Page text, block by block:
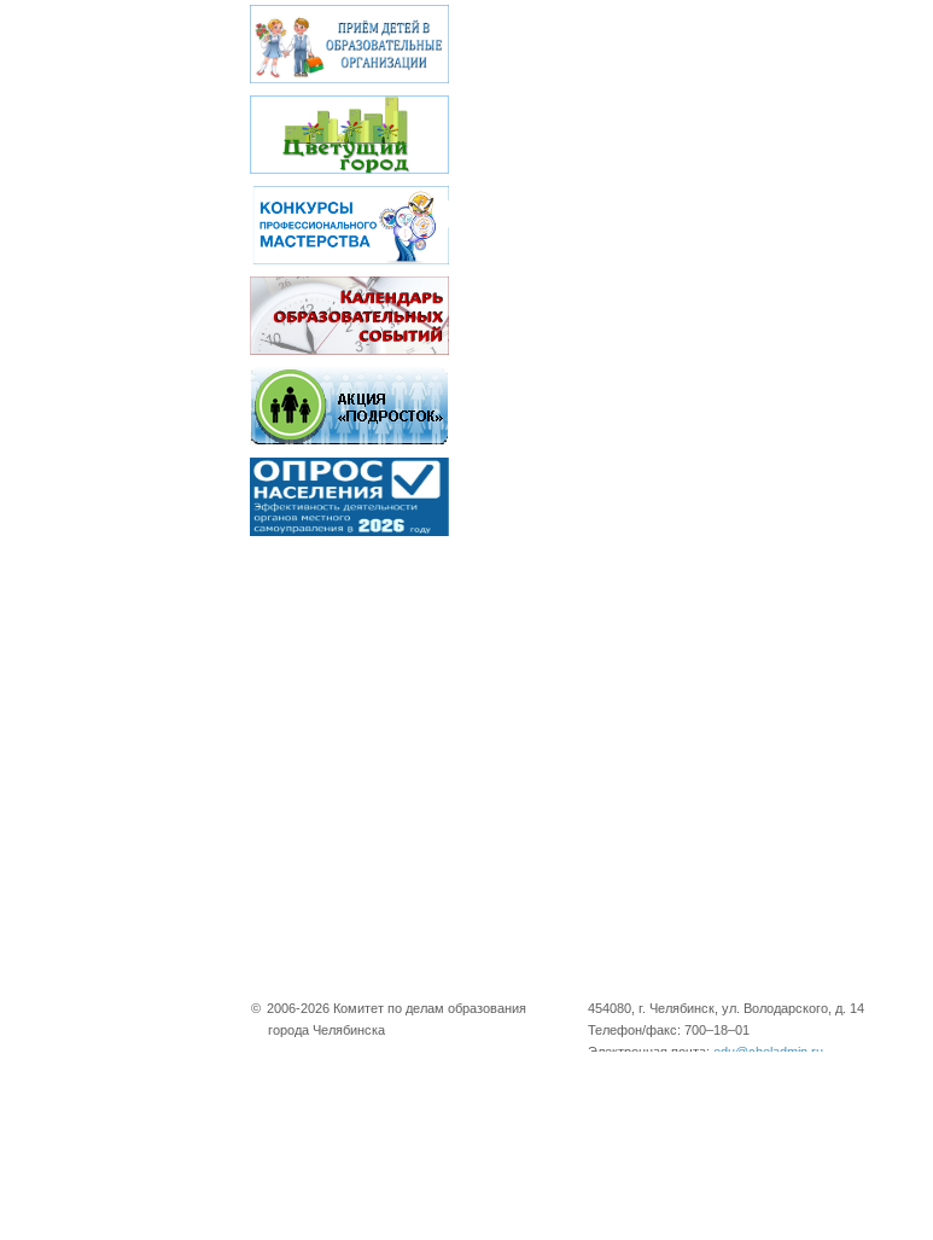
© 2006-2026 Комитет по делам образования
города Челябинска
454080, г. Челябинск, ул. Володарского, д. 14
Телефон/факс: 700–18–01
Электронная почта: edu@cheladmin.ru